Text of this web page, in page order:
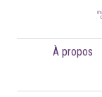
À propos